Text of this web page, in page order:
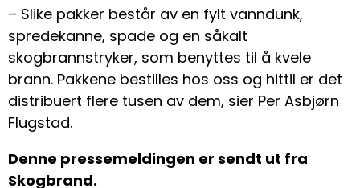
– Slike pakker består av en fylt vanndunk,
spredekanne, spade og en såkalt
skogbrannstryker, som benyttes til å kvele
brann. Pakkene bestilles hos oss og hittil er det
distribuert flere tusen av dem, sier Per Asbjørn
Flugstad.
Denne pressemeldingen er sendt ut fra
Skogbrand.